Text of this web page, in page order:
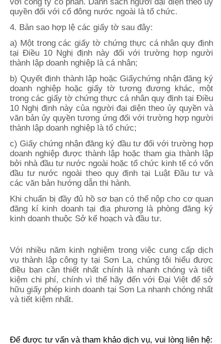
quyền đối với cổ đông nước ngoài là tổ chức.
4. Bản sao hợp lệ các giấy tờ sau đây:
a) Một trong các giấy tờ chứng thực cá nhân quy định
tại Điều 10 Nghị định này đối với trường hợp người
thành lập doanh nghiệp là cá nhân;
b) Quyết định thành lập hoặc Giấychứng nhận đăng ký
doanh nghiệp hoặc giấy tờ tương đương khác, một
trong các giấy tờ chứng thực cá nhân quy định tại Điều
10 Nghị định này của người đại diện theo ủy quyền và
văn bản ủy quyền tương ứng đối với trường hợp người
thành lập doanh nghiệp là tổ chức;
c) Giấy chứng nhận đăng ký đầu tư đối với trường hợp
doanh nghiệp được thành lập hoặc tham gia thành lập
bởi nhà đầu tư nước ngoài hoặc tổ chức kinh tế có vốn
đầu tư nước ngoài theo quy định tại Luật Đầu tư và
các văn bản hướng dẫn thi hành.
Khi chuẩn bị đầy đủ hồ sơ bạn có thể nộp cho cơ quan
đăng kí kinh doanh tại địa phương là phòng đăng ký
kinh doanh thuộc Sở kế hoạch và đầu tư.
Với nhiều năm kinh nghiệm trong việc cung cấp dịch
vụ thành lập công ty tại Sơn La, chúng tôi hiểu được
điều bạn cần thiết nhất chính là nhanh chóng và tiết
kiệm chi phí, chính vì thế hãy đến với Đại Việt để sở
hữu giấy phép kinh doanh tại Sơn La nhanh chóng nhất
và tiết kiệm nhất.
Để được tư vấn và tham khảo dịch vụ, vui lòng liên hệ: